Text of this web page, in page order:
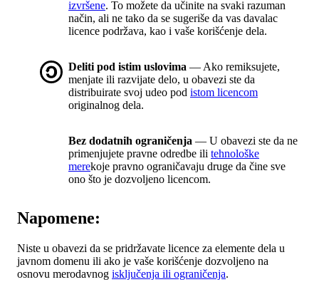
izvršene. To možete da učinite na svaki razuman
način, ali ne tako da se sugeriše da vas davalac
licence podržava, kao i vaše korišćenje dela.
Deliti pod istim uslovima — Ako remiksujete,
menjate ili razvijate delo, u obavezi ste da
distribuirate svoj udeo pod istom licencom
originalnog dela.
Bez dodatnih ograničenja — U obavezi ste da ne
primenjujete pravne odredbe ili tehnološke
merekoje pravno ograničavaju druge da čine sve
ono što je dozvoljeno licencom.
Napomene:
Niste u obavezi da se pridržavate licence za elemente dela u
javnom domenu ili ako je vaše korišćenje dozvoljeno na
osnovu merodavnog isključenja ili ograničenja.